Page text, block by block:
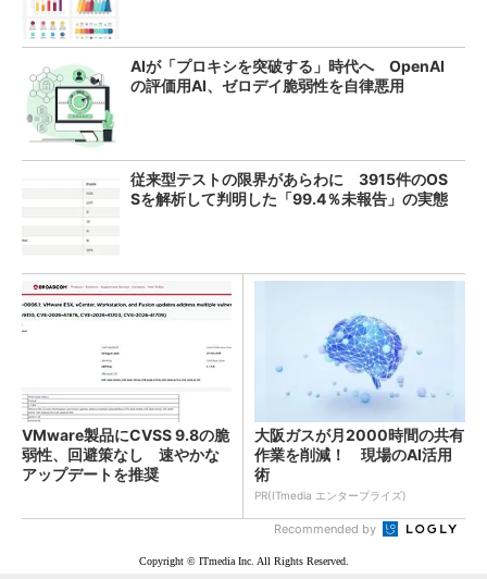
AIが「プロキシを突破する」時代へ OpenAI
の評価用AI、ゼロデイ脆弱性を自律悪用
従来型テストの限界があらわに 3915件のOS
Sを解析して判明した「99.4％未報告」の実態
VMware製品にCVSS 9.8の脆
弱性、回避策なし 速やかな
アップデートを推奨
大阪ガスが月2000時間の共有
作業を削減！ 現場のAI活用
術
PR(ITmedia エンタープライズ)
Recommended by
Copyright © ITmedia Inc. All Rights Reserved.